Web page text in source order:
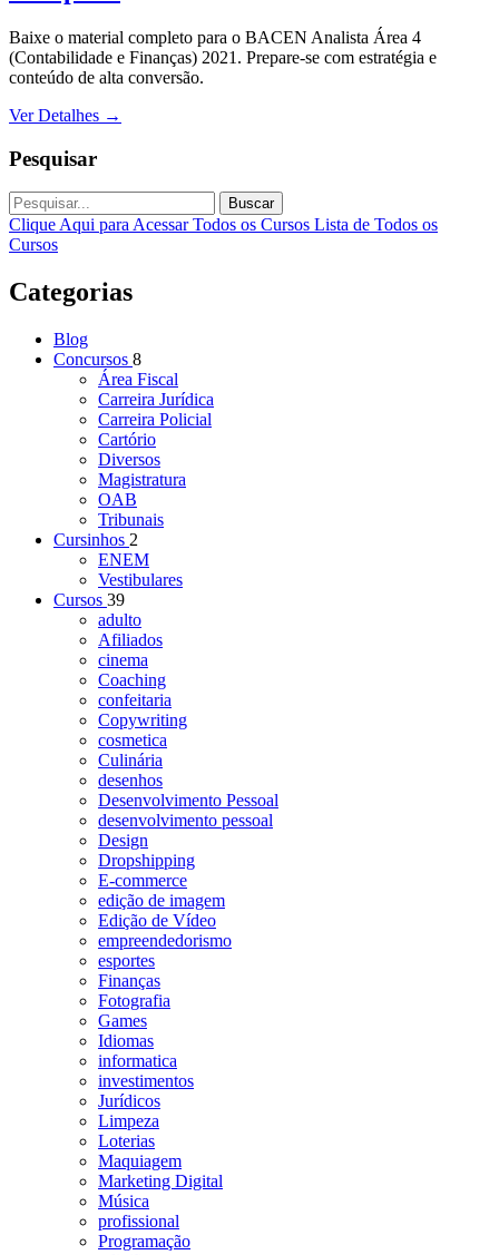
Baixe o material completo para o BACEN Analista Área 4
(Contabilidade e Finanças) 2021. Prepare-se com estratégia e
conteúdo de alta conversão.
Ver Detalhes →
Pesquisar
Buscar
Clique Aqui para Acessar Todos os Cursos Lista de Todos os
Cursos
Categorias
Blog
Concursos 8
Área Fiscal
Carreira Jurídica
Carreira Policial
Cartório
Diversos
Magistratura
OAB
Tribunais
Cursinhos 2
ENEM
Vestibulares
Cursos 39
adulto
Afiliados
cinema
Coaching
confeitaria
Copywriting
cosmetica
Culinária
desenhos
Desenvolvimento Pessoal
desenvolvimento pessoal
Design
Dropshipping
E-commerce
edição de imagem
Edição de Vídeo
empreendedorismo
esportes
Finanças
Fotografia
Games
Idiomas
informatica
investimentos
Jurídicos
Limpeza
Loterias
Maquiagem
Marketing Digital
Música
profissional
Programação